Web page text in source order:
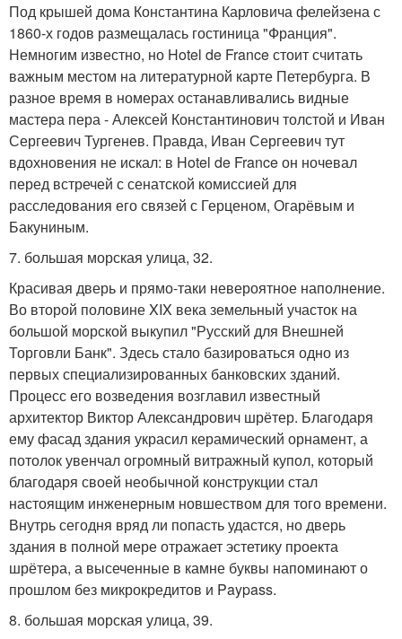
Под крышей дома Константина Карловича фелейзена с
1860-х годов размещалась гостиница "Франция".
Немногим известно, но Hotel de France стоит считать
важным местом на литературной карте Петербурга. В
разное время в номерах останавливались видные
мастера пера - Алексей Константинович толстой и Иван
Сергеевич Тургенев. Правда, Иван Сергеевич тут
вдохновения не искал: в Hotel de France он ночевал
перед встречей с сенатской комиссией для
расследования его связей с Герценом, Огарёвым и
Бакуниным.
7. большая морская улица, 32.
Красивая дверь и прямо-таки невероятное наполнение.
Во второй половине XIX века земельный участок на
большой морской выкупил "Русский для Внешней
Торговли Банк". Здесь стало базироваться одно из
первых специализированных банковских зданий.
Процесс его возведения возглавил известный
архитектор Виктор Александрович шрётер. Благодаря
ему фасад здания украсил керамический орнамент, а
потолок увенчал огромный витражный купол, который
благодаря своей необычной конструкции стал
настоящим инженерным новшеством для того времени.
Внутрь сегодня вряд ли попасть удастся, но дверь
здания в полной мере отражает эстетику проекта
шрётера, а высеченные в камне буквы напоминают о
прошлом без микрокредитов и Paypass.
8. большая морская улица, 39.